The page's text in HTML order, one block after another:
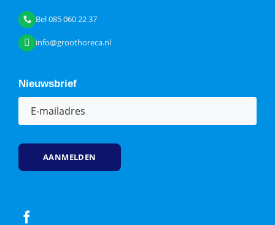
Bel 085 060 22 37
info@groothoreca.nl
Nieuwsbrief
E-
mailadres(Vereist)